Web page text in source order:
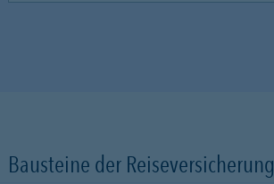
Bausteine der Reiseversicherung